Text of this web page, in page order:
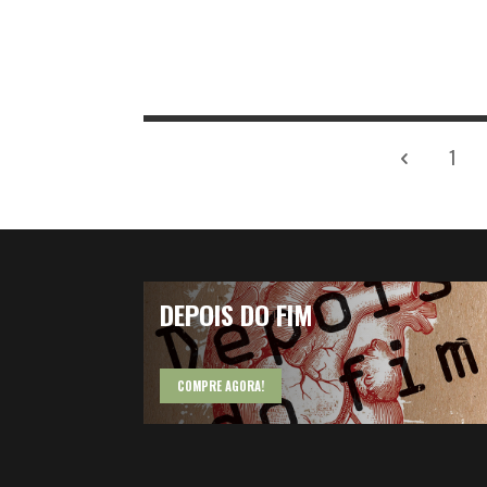
1
DEPOIS DO FIM
COMPRE AGORA!